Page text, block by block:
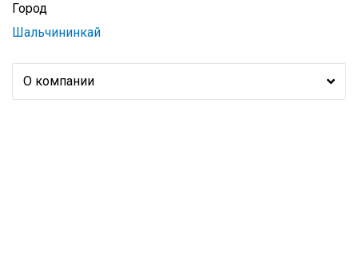
Город
Шальчининкай
О компании